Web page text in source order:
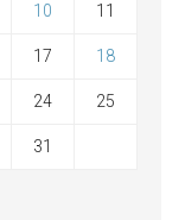
10 11
17 18
24 25
31